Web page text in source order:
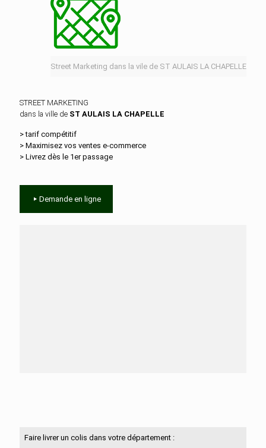
Street Marketing dans la vile de ST AULAIS LA CHAPELLE
STREET MARKETING
dans la ville de ST AULAIS LA CHAPELLE
> tarif compétitif
> Maximisez vos ventes e‑commerce
> Livrez dès le 1er passage
Demande en ligne
Faire livrer un colis dans votre département :